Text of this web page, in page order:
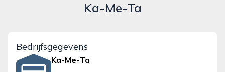
Ka-Me-Ta
Bedrijfsgegevens
Ka-Me-Ta